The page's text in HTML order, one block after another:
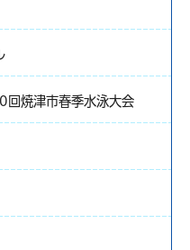
焼津市春季水泳大会